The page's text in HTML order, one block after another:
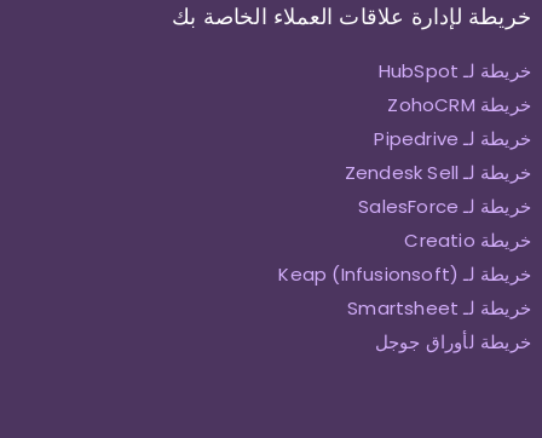
خريطة لإدارة علاقات العملاء الخاصة بك
خريطة لـ HubSpot
خريطة ZohoCRM
خريطة لـ Pipedrive
خريطة لـ Zendesk Sell
خريطة لـ SalesForce
خريطة Creatio
خريطة لـ Keap (Infusionsoft)
خريطة لـ Smartsheet
خريطة لأوراق جوجل